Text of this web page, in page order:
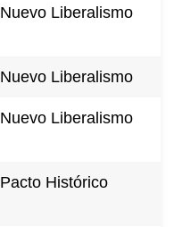
Nuevo Liberalismo
Nuevo Liberalismo
Nuevo Liberalismo
Pacto Histórico